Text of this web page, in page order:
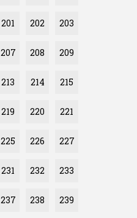
201 202 203
207 208 209
213 214 215
219 220 221
225 226 227
231 232 233
237 238 239